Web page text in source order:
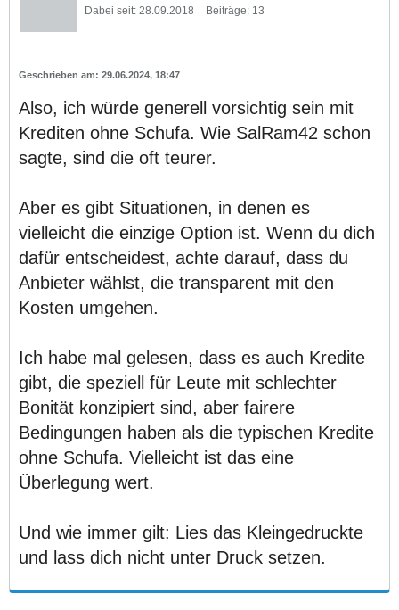
Dabei seit: 28.09.2018 Beiträge: 13
29.06.2024, 18:47
Also, ich würde generell vorsichtig sein mit
Krediten ohne Schufa. Wie SalRam42 schon
sagte, sind die oft teurer.
Aber es gibt Situationen, in denen es
vielleicht die einzige Option ist. Wenn du dich
dafür entscheidest, achte darauf, dass du
Anbieter wählst, die transparent mit den
Kosten umgehen.
Ich habe mal gelesen, dass es auch Kredite
gibt, die speziell für Leute mit schlechter
Bonität konzipiert sind, aber fairere
Bedingungen haben als die typischen Kredite
ohne Schufa. Vielleicht ist das eine
Überlegung wert.
Und wie immer gilt: Lies das Kleingedruckte
und lass dich nicht unter Druck setzen.